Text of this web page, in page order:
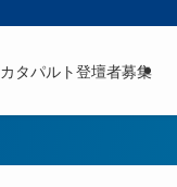
カタパルト登壇者募集